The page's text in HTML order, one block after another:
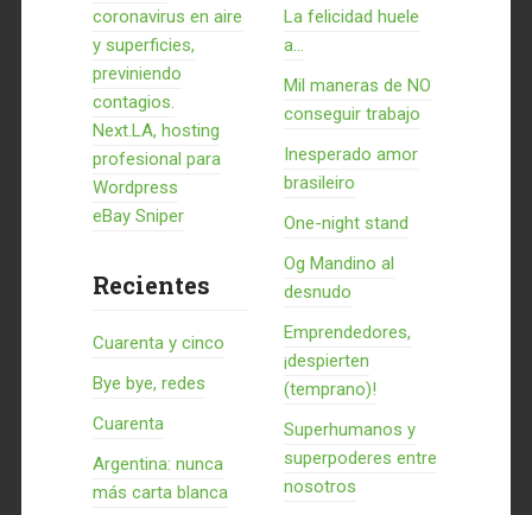
coronavirus en aire
y superficies,
previniendo
contagios.
Next.LA, hosting
profesional para
Wordpress
eBay Sniper
Recientes
Cuarenta y cinco
Bye bye, redes
Cuarenta
Argentina: nunca
más carta blanca
La felicidad huele
a...
Mil maneras de NO
conseguir trabajo
Inesperado amor
brasileiro
One-night stand
Og Mandino al
desnudo
Emprendedores,
¡despierten
(temprano)!
Superhumanos y
superpoderes entre
nosotros